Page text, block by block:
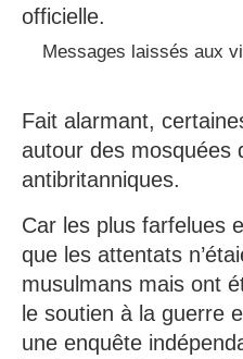
officielle.
Messages laissés aux
Fait alarmant,
autour des mosquées
antibritanniques.
Car les plus farfelues
que les attentats
musulmans mais ont
le soutien à la guerre
une enquête